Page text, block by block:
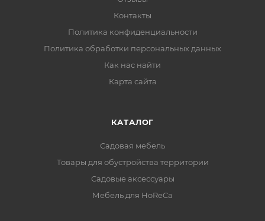
Контакты
Политика конфиденциальности
Политика обработки персональных данных
Как нас найти
Карта сайта
КАТАЛОГ
Садовая мебель
Товары для обустройства территории
Садовые аксессуары
Мебель для HoReCa